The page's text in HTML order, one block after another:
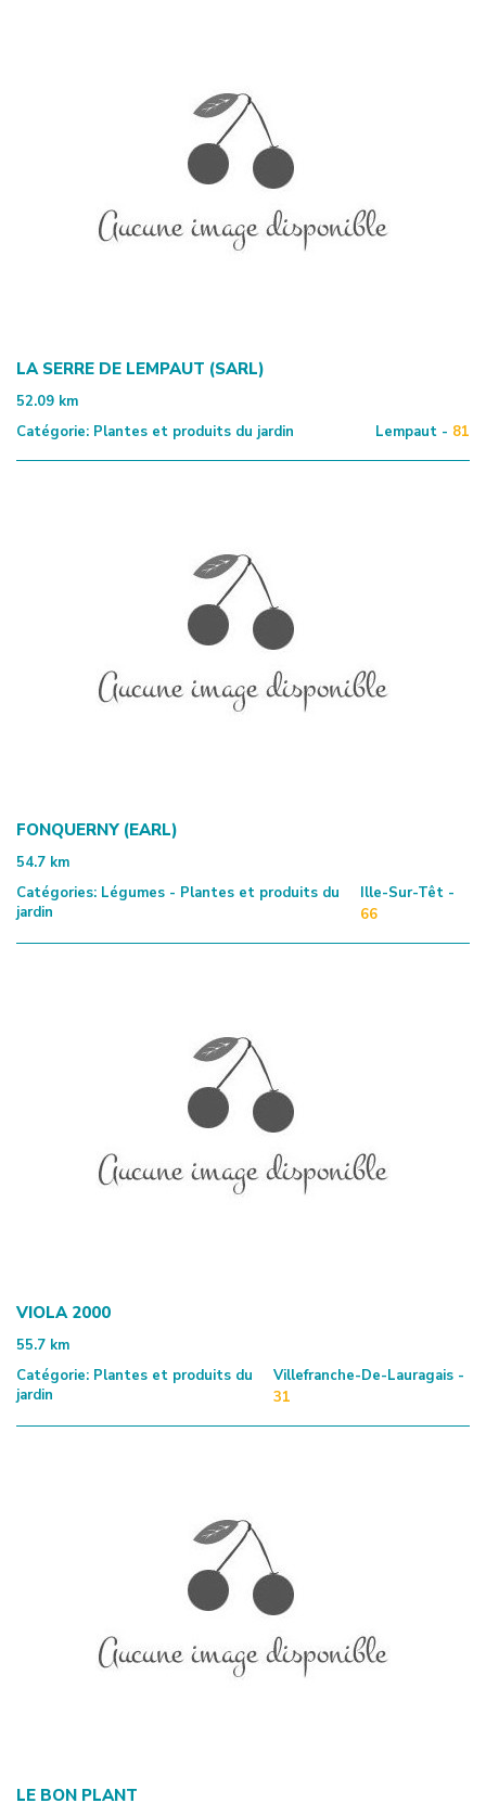
LA SERRE DE LEMPAUT (SARL)
52.09 km
Catégorie: Plantes et produits du jardin Lempaut - 81
FONQUERNY (EARL)
54.7 km
Catégories: Légumes - Plantes et produits du
jardin
Ille-Sur-Têt -
66
VIOLA 2000
55.7 km
Catégorie: Plantes et produits du
jardin
Villefranche-De-Lauragais -
31
LE BON PLANT